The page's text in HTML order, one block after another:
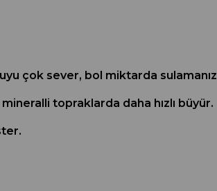
çok sever, bol miktarda sulamanız
topraklarda daha hızlı büyür.